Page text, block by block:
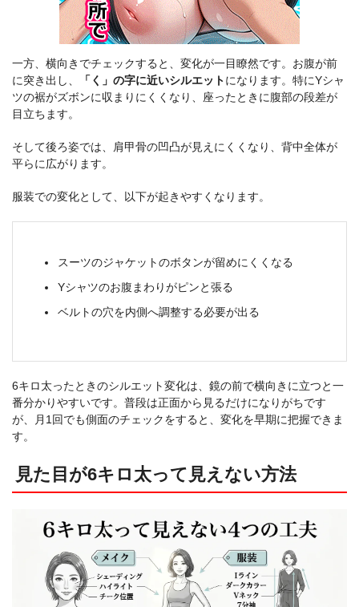
一方、横向きでチェックすると、変化が一目瞭然です。お腹が前
に突き出し、
「く」の字に近いシルエットになります。特にYシャ
ツの裾がズボンに収まりにくくなり、座ったときに腹部の段差が
目立ちます。
そして後ろ姿では、肩甲骨の凹凸が見えにくくなり、背中全体が
平らに広がります。
服装での変化として、以下が起きやすくなります。
スーツのジャケットのボタンが留めにくくなる
Yシャツのお腹まわりがピンと張る
ベルトの穴を内側へ調整する必要が出る
6キロ太ったときのシルエット変化は、鏡の前で横向きに立つと一
番分かりやすいです。普段は正面から見るだけになりがちです
が、月1回でも側面のチェックをすると、変化を早期に把握できま
す。
見た目が6キロ太って見えない方法